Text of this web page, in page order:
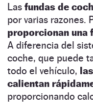
Las fundas de
por varias razones.
proporcionan una
A diferencia del
coche, que puede
todo el vehículo,
calientan
proporcionando